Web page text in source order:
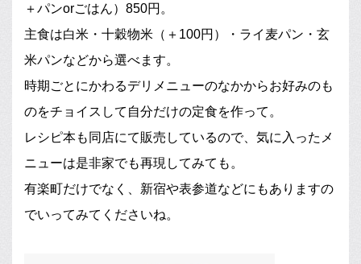
＋パンorごはん）850円。
主食は白米・十穀物米（＋100円）・ライ麦パン・玄
米パンなどから選べます。
時期ごとにかわるデリメニューのなかからお好みのも
のをチョイスして自分だけの定食を作って。
レシピ本も同店にて販売しているので、気に入ったメ
ニューは是非家でも再現してみても。
有楽町だけでなく、新宿や表参道などにもありますの
でいってみてくださいね。